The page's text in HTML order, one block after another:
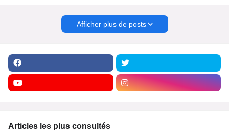
Afficher plus de posts
Articles les plus consultés